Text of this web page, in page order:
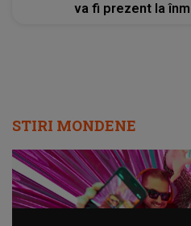
va fi prezent la
STIRI MONDENE